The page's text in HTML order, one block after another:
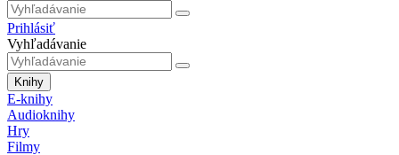
Prihlásiť
Vyhľadávanie
Knihy
E-knihy
Audioknihy
Hry
Filmy